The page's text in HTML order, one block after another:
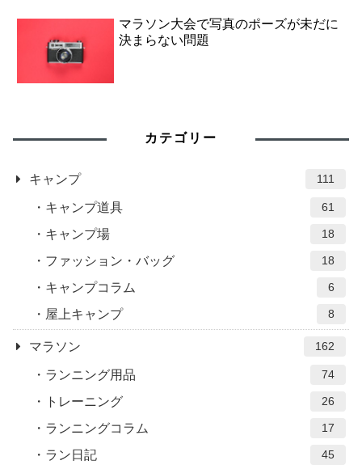
マラソン大会で写真のポーズが未だに
決まらない問題
カテゴリー
キャンプ 111
キャンプ道具 61
キャンプ場 18
ファッション・バッグ 18
キャンプコラム 6
屋上キャンプ 8
マラソン 162
ランニング用品 74
トレーニング 26
ランニングコラム 17
ラン日記 45